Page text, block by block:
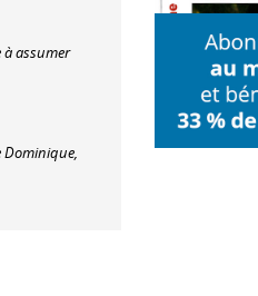
assumer
Dominique,